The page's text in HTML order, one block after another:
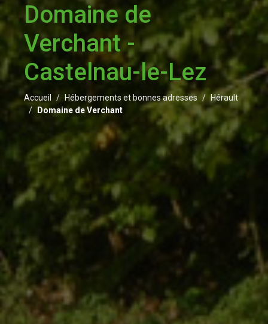
Domaine de
Verchant -
Castelnau-le-Lez
Accueil Hébergements et bonnes adresses
Hérault
Domaine de Verchant